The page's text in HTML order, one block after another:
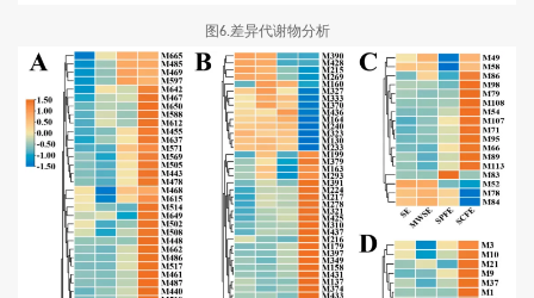
图6.差异代谢物分析